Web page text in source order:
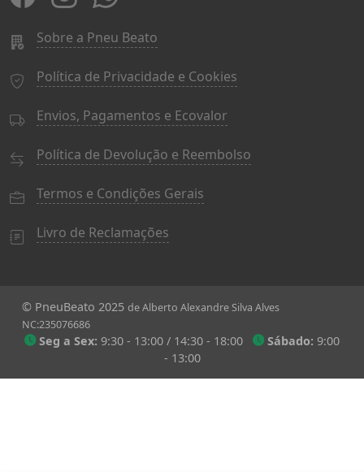
Sobre a Pneu Beato
Política de Privacidade e Cookies
Envios, Pagamentos e Ecovalor
Política de Devolução e Reembolso
Termos e Condições Gerais
Livro de Reclamações
© PneuBeato 2025 de Alberto Alexandre Silva Alves
NC:235076686
Seg a Sex: 9:30 - 13:00 / 14:30 - 18:00 Sábado: 9:00
- 13:00